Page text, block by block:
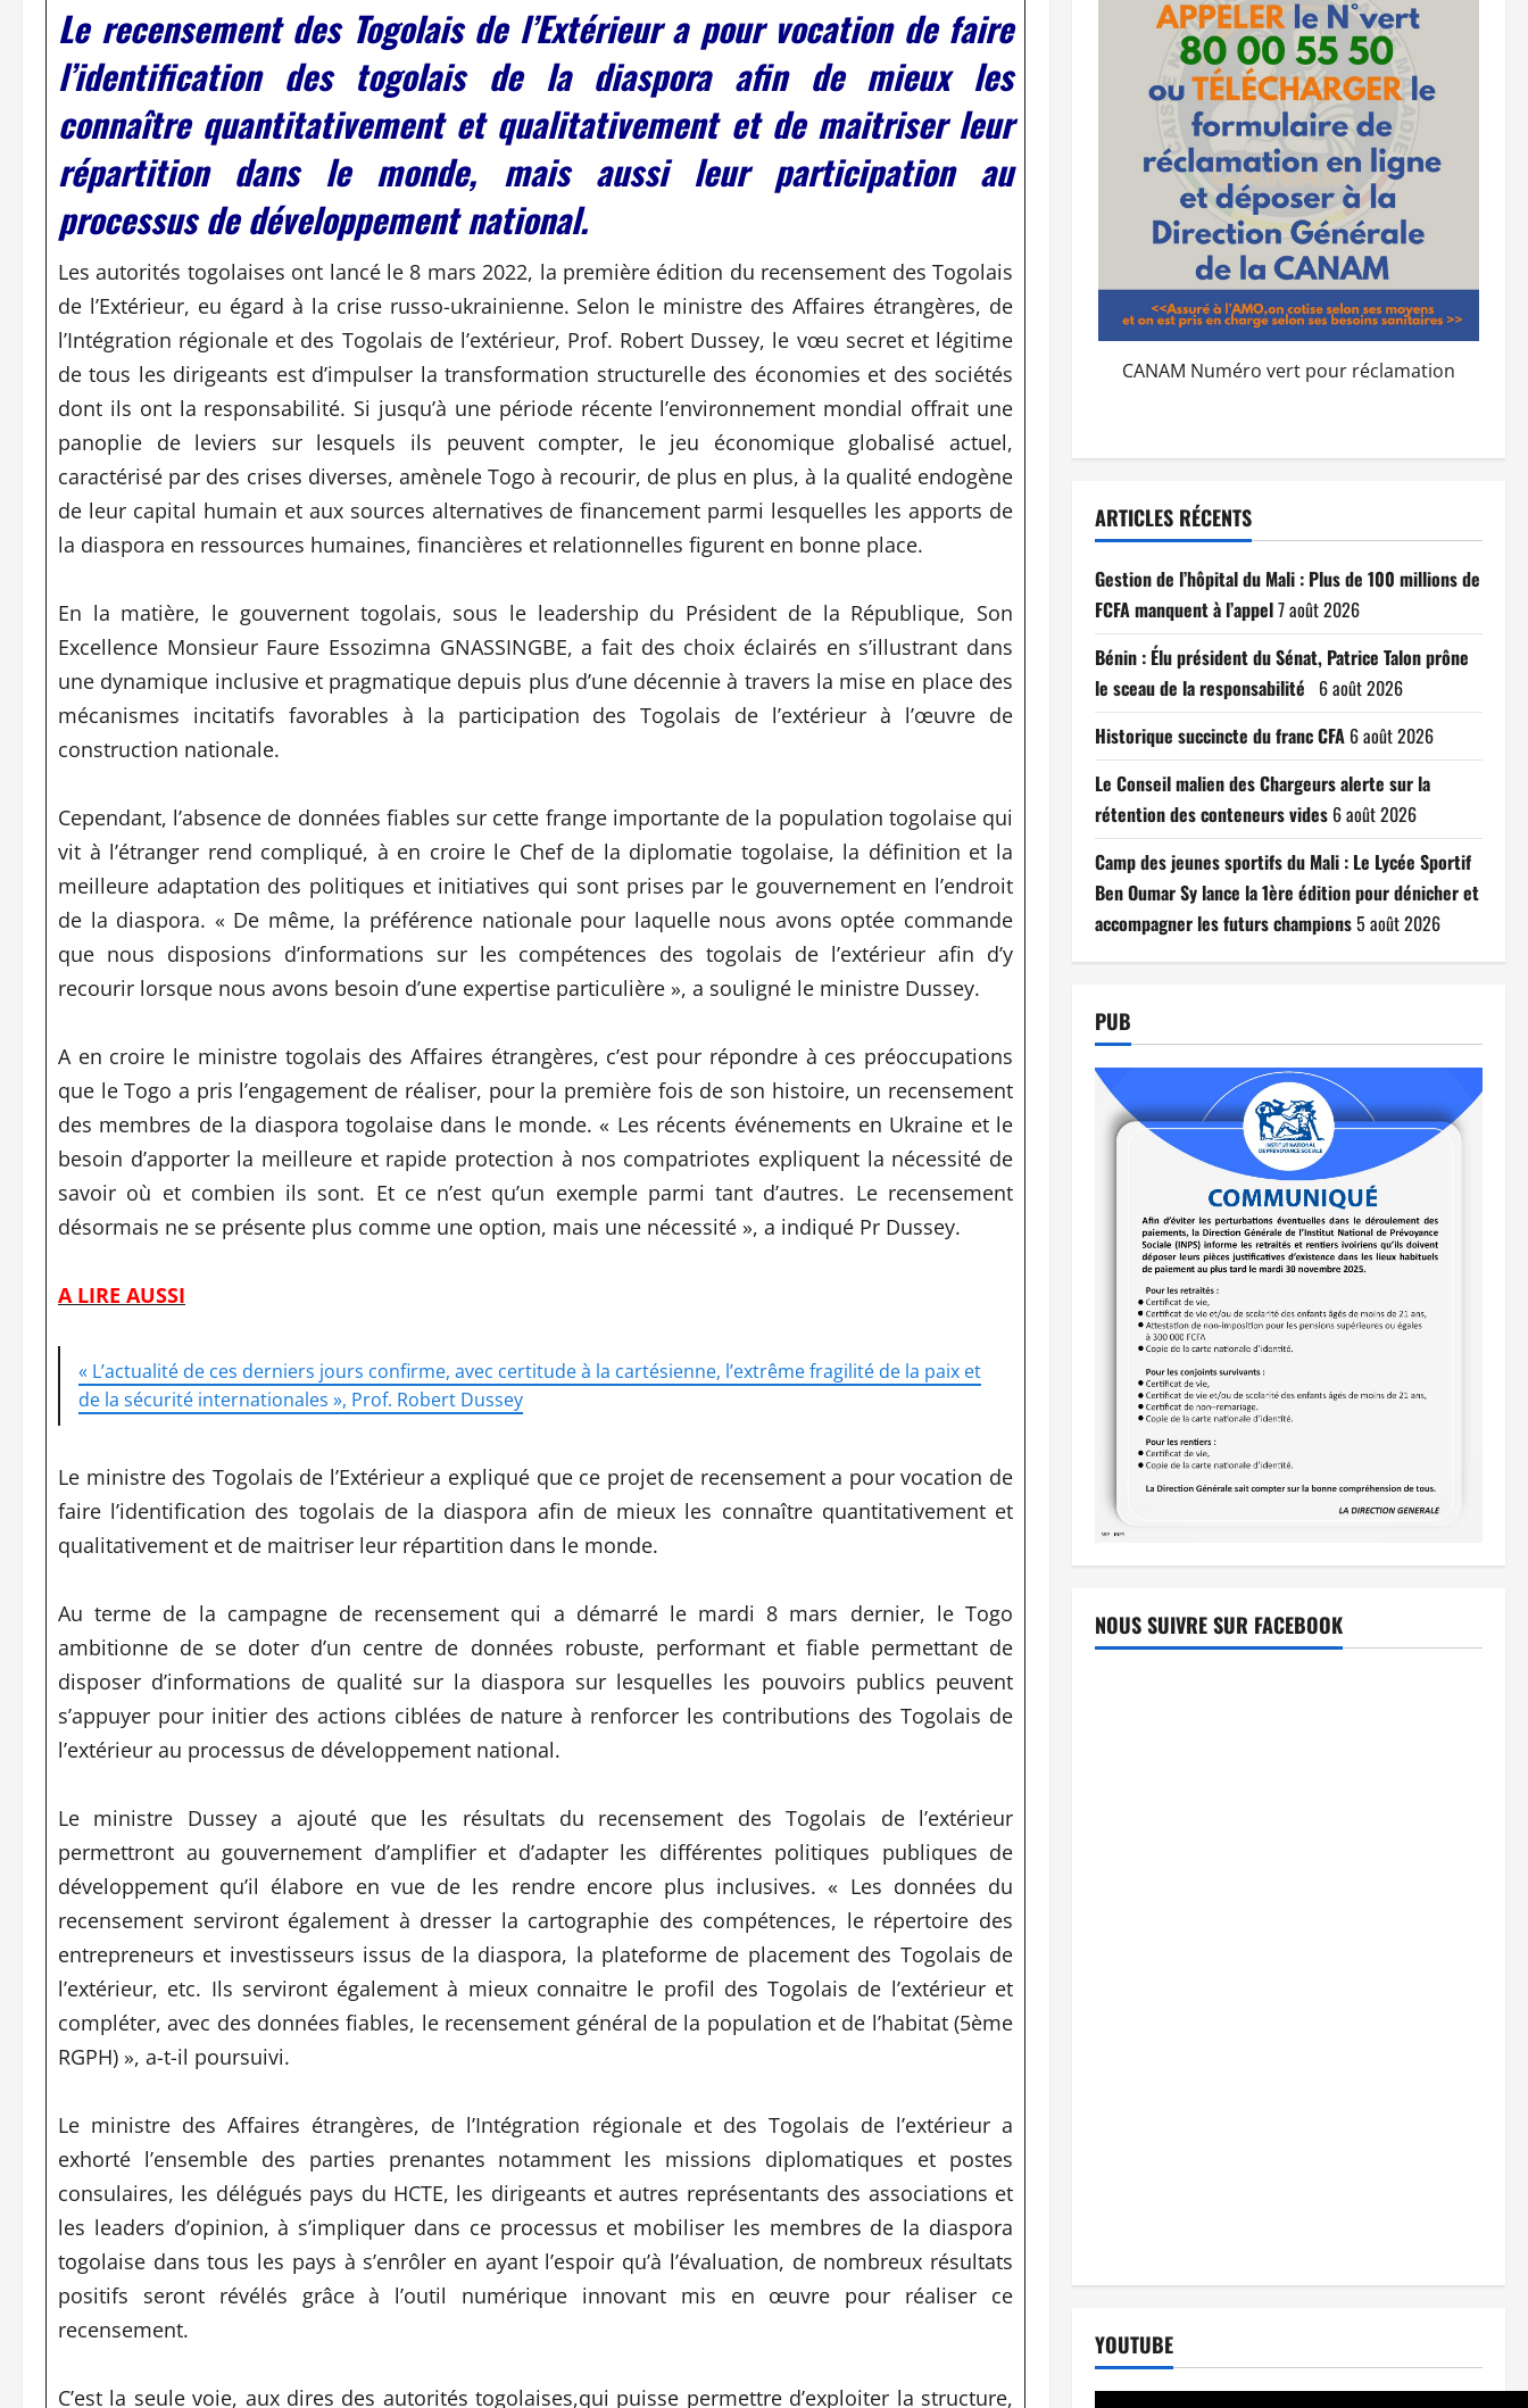
Le recensement des Togolais de l’Extérieur a pour vocation de faire
l’identification des togolais de la diaspora afin de mieux les
connaître quantitativement et qualitativement et de maitriser leur
répartition dans le monde, mais aussi leur participation au
processus de développement national.
Les autorités togolaises ont lancé le 8 mars 2022, la première édition du recensement des Togolais
de l’Extérieur, eu égard à la crise russo-ukrainienne. Selon le ministre des Affaires étrangères, de
l’Intégration régionale et des Togolais de l’extérieur, Prof. Robert Dussey, le vœu secret et légitime
de tous les dirigeants est d’impulser la transformation structurelle des économies et des sociétés
dont ils ont la responsabilité. Si jusqu’à une période récente l’environnement mondial offrait une
panoplie de leviers sur lesquels ils peuvent compter, le jeu économique globalisé actuel,
caractérisé par des crises diverses, amènele Togo à recourir, de plus en plus, à la qualité endogène
de leur capital humain et aux sources alternatives de financement parmi lesquelles les apports de
la diaspora en ressources humaines, financières et relationnelles figurent en bonne place.
En la matière, le gouvernent togolais, sous le leadership du Président de la République, Son
Excellence Monsieur Faure Essozimna GNASSINGBE, a fait des choix éclairés en s’illustrant dans
une dynamique inclusive et pragmatique depuis plus d’une décennie à travers la mise en place des
mécanismes incitatifs favorables à la participation des Togolais de l’extérieur à l’œuvre de
construction nationale.
Cependant, l’absence de données fiables sur cette frange importante de la population togolaise qui
vit à l’étranger rend compliqué, à en croire le Chef de la diplomatie togolaise, la définition et la
meilleure adaptation des politiques et initiatives qui sont prises par le gouvernement en l’endroit
de la diaspora. « De même, la préférence nationale pour laquelle nous avons optée commande
que nous disposions d’informations sur les compétences des togolais de l’extérieur afin d’y
recourir lorsque nous avons besoin d’une expertise particulière », a souligné le ministre Dussey.
A en croire le ministre togolais des Affaires étrangères, c’est pour répondre à ces préoccupations
que le Togo a pris l’engagement de réaliser, pour la première fois de son histoire, un recensement
des membres de la diaspora togolaise dans le monde. « Les récents événements en Ukraine et le
besoin d’apporter la meilleure et rapide protection à nos compatriotes expliquent la nécessité de
savoir où et combien ils sont. Et ce n’est qu’un exemple parmi tant d’autres. Le recensement
désormais ne se présente plus comme une option, mais une nécessité », a indiqué Pr Dussey.
A LIRE AUSSI
« L’actualité de ces derniers jours confirme, avec certitude à la cartésienne, l’extrême fragilité de la paix et
de la sécurité internationales », Prof. Robert Dussey
Le ministre des Togolais de l’Extérieur a expliqué que ce projet de recensement a pour vocation de
faire l’identification des togolais de la diaspora afin de mieux les connaître quantitativement et
qualitativement et de maitriser leur répartition dans le monde.
Au terme de la campagne de recensement qui a démarré le mardi 8 mars dernier, le Togo
ambitionne de se doter d’un centre de données robuste, performant et fiable permettant de
disposer d’informations de qualité sur la diaspora sur lesquelles les pouvoirs publics peuvent
s’appuyer pour initier des actions ciblées de nature à renforcer les contributions des Togolais de
l’extérieur au processus de développement national.
Le ministre Dussey a ajouté que les résultats du recensement des Togolais de l’extérieur
permettront au gouvernement d’amplifier et d’adapter les différentes politiques publiques de
développement qu’il élabore en vue de les rendre encore plus inclusives. « Les données du
recensement serviront également à dresser la cartographie des compétences, le répertoire des
entrepreneurs et investisseurs issus de la diaspora, la plateforme de placement des Togolais de
l’extérieur, etc. Ils serviront également à mieux connaitre le profil des Togolais de l’extérieur et
compléter, avec des données fiables, le recensement général de la population et de l’habitat (5ème
RGPH) », a-t-il poursuivi.
Le ministre des Affaires étrangères, de l’Intégration régionale et des Togolais de l’extérieur a
exhorté l’ensemble des parties prenantes notamment les missions diplomatiques et postes
consulaires, les délégués pays du HCTE, les dirigeants et autres représentants des associations et
les leaders d’opinion, à s’impliquer dans ce processus et mobiliser les membres de la diaspora
togolaise dans tous les pays à s’enrôler en ayant l’espoir qu’à l’évaluation, de nombreux résultats
positifs seront révélés grâce à l’outil numérique innovant mis en œuvre pour réaliser ce
recensement.
C’est la seule voie, aux dires des autorités togolaises,qui puisse permettre d’exploiter la structure,
CANAM Numéro vert pour réclamation
ARTICLES RÉCENTS
Gestion de l’hôpital du Mali : Plus de 100 millions de
FCFA manquent à l’appel7 août 2026
Bénin : Élu président du Sénat, Patrice Talon prône
le sceau de la responsabilité 6 août 2026
Historique succincte du franc CFA 6 août 2026
Le Conseil malien des Chargeurs alerte sur la
rétention des conteneurs vides 6 août 2026
Camp des jeunes sportifs du Mali : Le Lycée Sportif
Ben Oumar Sy lance la 1ère édition pour dénicher et
accompagner les futurs champions5 août 2026
PUB
NOUS SUIVRE SUR FACEBOOK
YOUTUBE